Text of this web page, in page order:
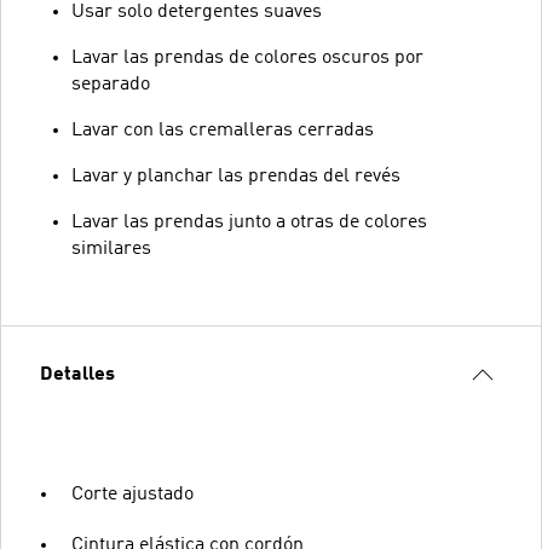
Usar solo detergentes suaves
Lavar las prendas de colores oscuros por
separado
Lavar con las cremalleras cerradas
Lavar y planchar las prendas del revés
Lavar las prendas junto a otras de colores
similares
Detalles
Corte ajustado